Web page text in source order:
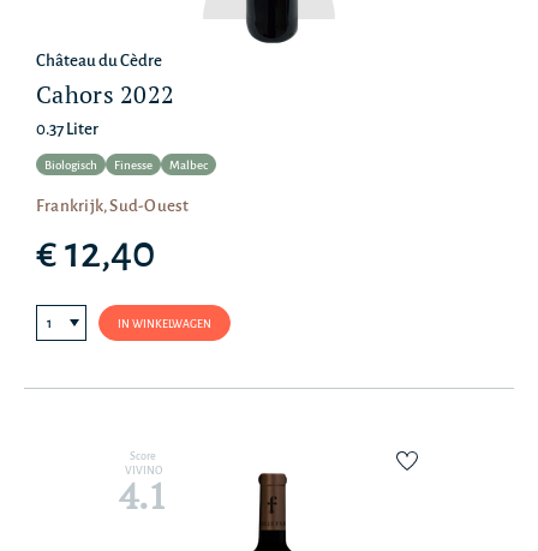
Château du Cèdre
Cahors 2022
0.37 Liter
Biologisch Finesse Malbec
Frankrijk, Sud-Ouest
€ 12,40
IN WINKELWAGEN
Score
VIVINO
4.1